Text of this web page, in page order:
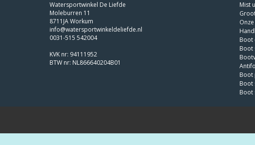
Watersportwinkel De Liefde
Moleburren 11
8711JA Workum
info@watersportwinkeldeliefde.nl
0031-515 542004
KVK nr: 94111952
BTW nr: NL866640204B01
Mist
Boot
Boot
Boot
Boot
Boot